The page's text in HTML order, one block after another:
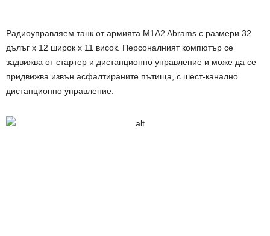
Радиоуправляем танк от армията M1A2 Abrams с размери 32
дълъг х 12 широк х 11 висок. Персоналният компютър се
задвижва от стартер и дистанционно управление и може да се
придвижва извън асфалтираните пътища, с шест-канално
дистанционно управление.